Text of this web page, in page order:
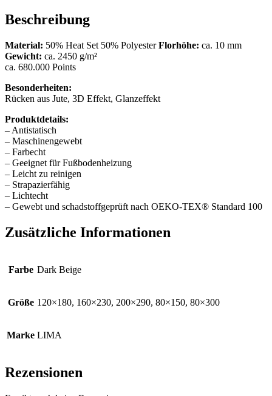
Beschreibung
Material: 50% Heat Set 50% PolyesterFlorhöhe: ca. 10 mm
Gewicht: ca. 2450 g/m²
ca. 680.000 Points
Besonderheiten:
Rücken aus Jute, 3D Effekt, Glanzeffekt
Produktdetails:
– Antistatisch
– Maschinengewebt
– Farbecht
– Geeignet für Fußbodenheizung
– Leicht zu reinigen
– Strapazierfähig
– Lichtecht
– Gewebt und schadstoffgeprüft nach OEKO-TEX® Standard 100
Zusätzliche Informationen
Farbe Dark Beige
Größe 120×180, 160×230, 200×290, 80×150, 80×300
Marke LIMA
Rezensionen